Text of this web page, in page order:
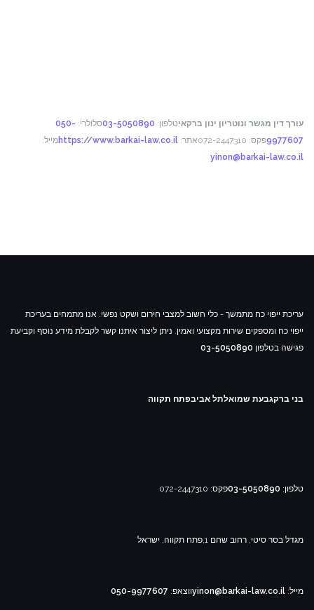
עורך דין מגשר ונוטריון ינון ברקאיטלפון: 03-5050890סלולרי: 050-
9977607פקס: 072-2447310 אתר: https://www.barkai-law.co.ilמייל:
yinon@barkai-law.co.il
עריכת ייפוי כח מתמשך - כלי חשוב למצבי חירום ושקט נפשי. אנו מתמחים בעריכת
ייפוי כח ומספקים שירות מקצועי ואמין. ניתן ליצור איתנו קשר לקבלת מידע נוסף וקביעת
פגישה בטלפון 03-5050890
בני ברקגבעת שמואלתל אביבפתח תקווה
טלפון: 03-5050890פקס: 072-2447310
מגדל בסר סיטי, רחוב שחם 1, פתח תקווה, ישראל
מייל: yinon@barkai-law.co.ilווצאפ: 050-9977607